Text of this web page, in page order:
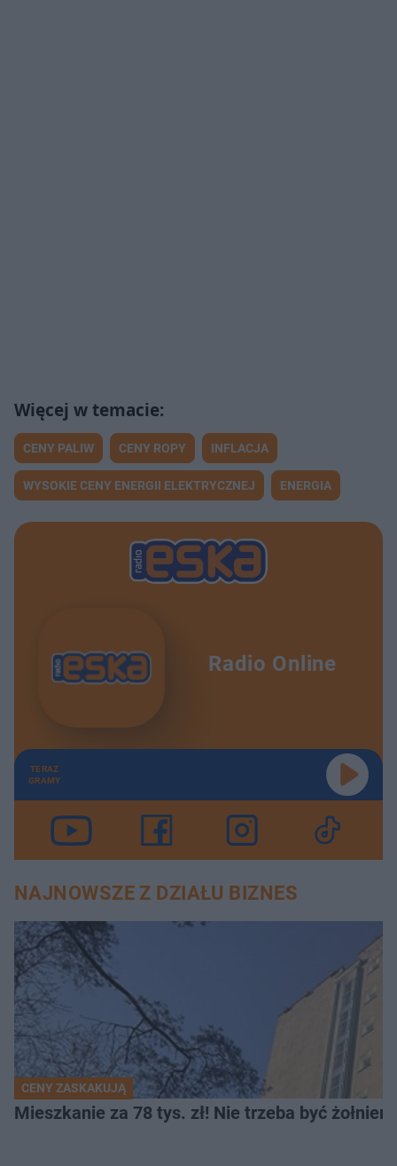
CENY PALIW CENY ROPY INFLACJA
WYSOKIE CENY ENERGII ELEKTRYCZNEJ ENERGIA
Radio Online
TERAZ
GRAMY
NAJNOWSZE Z DZIAŁU BIZNES
CENY ZASKAKUJĄ
Mieszkanie za 78 tys. zł! Nie trzeba być